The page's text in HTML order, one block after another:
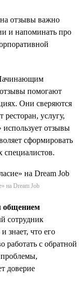
на отзывы важно
и напоминать про
помогают
Они сверяются
услугу,
отзывы
сформировать
на Dream Job
общением
сотрудник
знает, что его
работать с обратной
доверие